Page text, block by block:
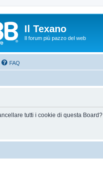
Il Texano
Il forum più pazzo del web
FAQ
tutti i cookie di questa Board?